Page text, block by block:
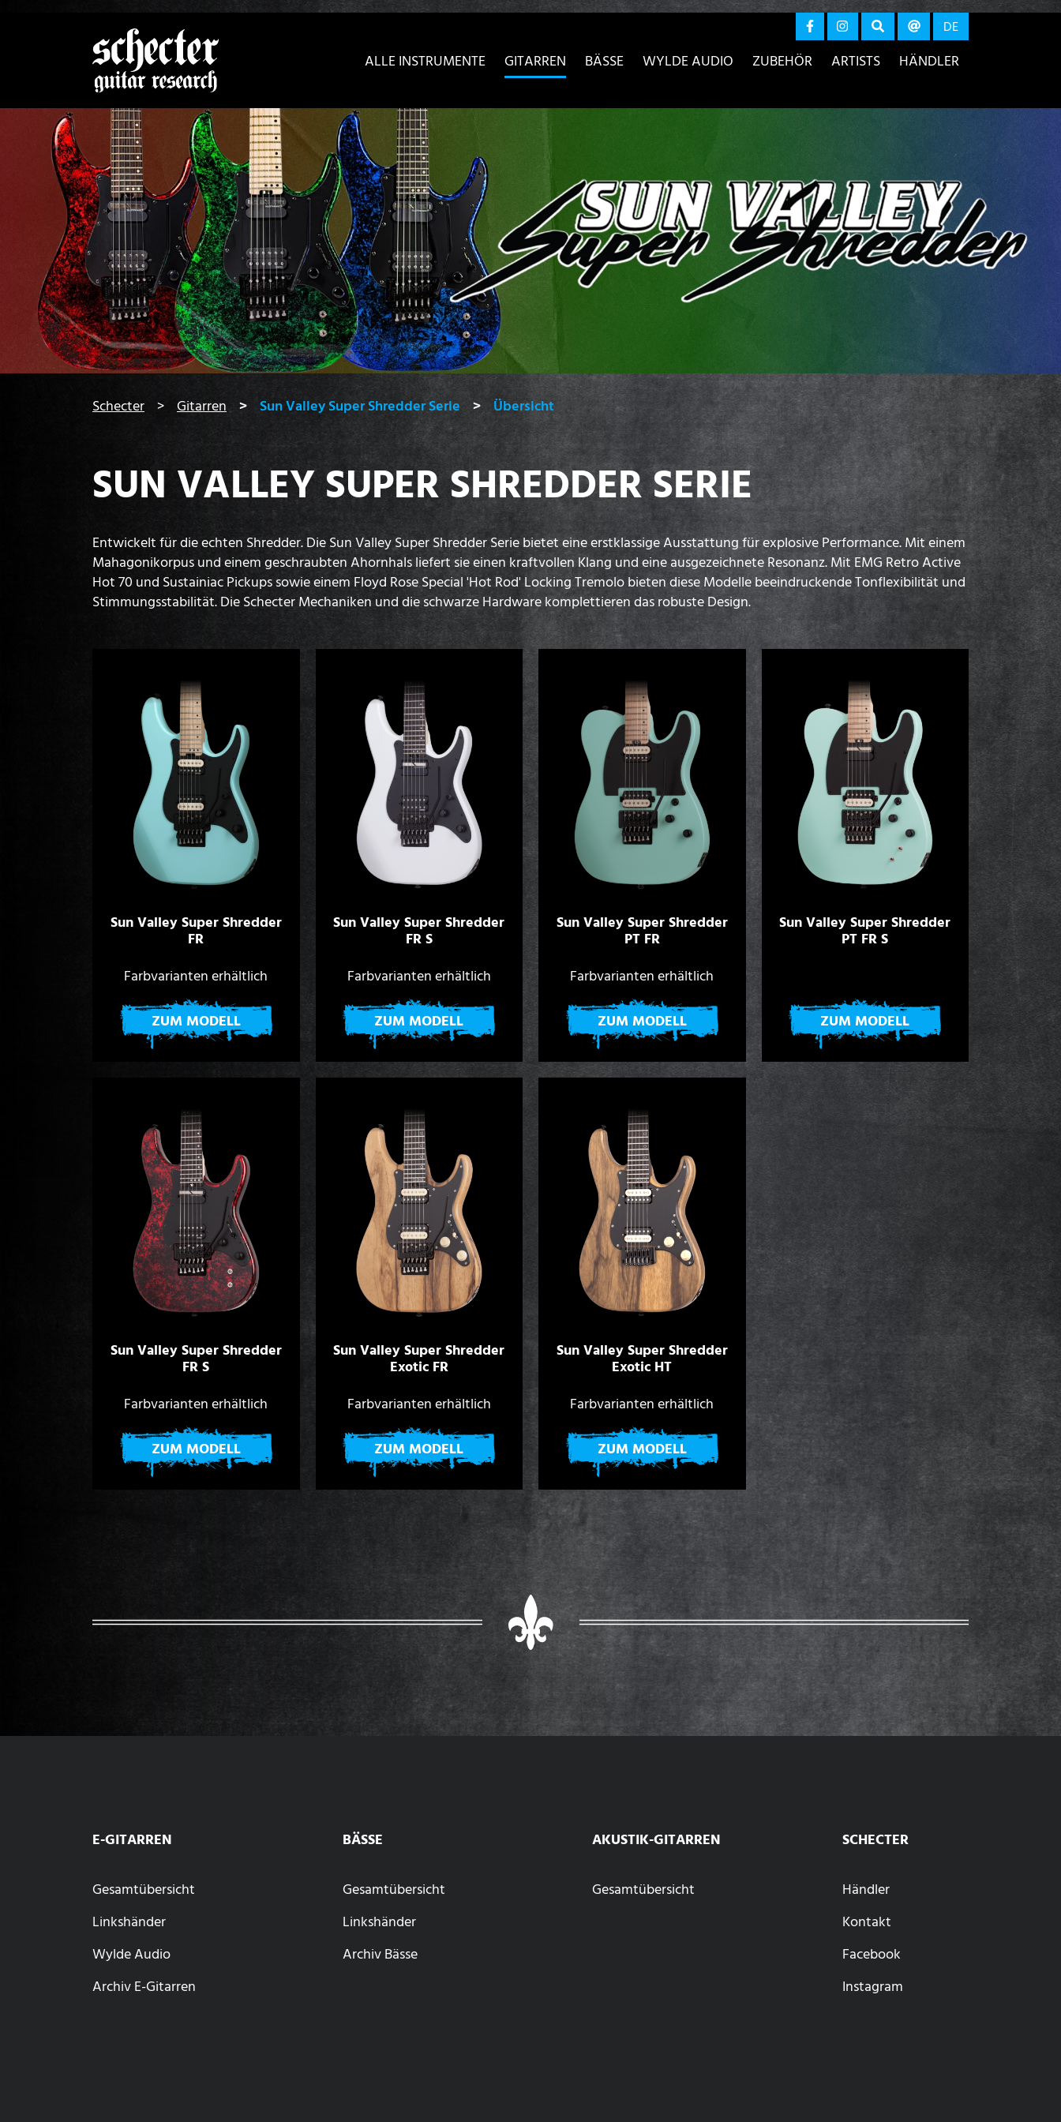
Zeige besser passende Version dieser SeiteDiese Meldung nicht mehr anzeigen
ALLE INSTRUMENTE GITARREN BÄSSE WYLDE AUDIO ZUBEHÖR ARTISTS HÄNDLER
DE
Schecter Gitarren Sun Valley Super Shredder Serie Übersicht
SUN VALLEY SUPER SHREDDER SERIE
Entwickelt für die echten Shredder. Die Sun Valley Super Shredder Serie bietet eine erstklassige Ausstattung für explosive Performance. Mit einem
Mahagonikorpus und einem geschraubten Ahornhals liefert sie einen kraftvollen Klang und eine ausgezeichnete Resonanz. Mit EMG Retro Active
Hot 70 und Sustainiac Pickups sowie einem Floyd Rose Special 'Hot Rod' Locking Tremolo bieten diese Modelle beeindruckende Tonflexibilität und
Stimmungsstabilität. Die Schecter Mechaniken und die schwarze Hardware komplettieren das robuste Design.
Sun Valley Super Shredder
FR
Farbvarianten erhältlich
ZUM MODELL
Sun Valley Super Shredder
FR S
Farbvarianten erhältlich
ZUM MODELL
Sun Valley Super Shredder
PT FR
Farbvarianten erhältlich
ZUM MODELL
Sun Valley Super Shredder
PT FR S
ZUM MODELL
Sun Valley Super Shredder
FR S
Farbvarianten erhältlich
ZUM MODELL
Sun Valley Super Shredder
Exotic FR
Farbvarianten erhältlich
ZUM MODELL
Sun Valley Super Shredder
Exotic HT
Farbvarianten erhältlich
ZUM MODELL
E-GITARREN
Gesamtübersicht
Linkshänder
Wylde Audio
Archiv E-Gitarren
BÄSSE
Gesamtübersicht
Linkshänder
Archiv Bässe
AKUSTIK-GITARREN
Gesamtübersicht
SCHECTER
Händler
Kontakt
Facebook
Instagram